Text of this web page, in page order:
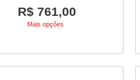
R$ 761,00
Mais opções